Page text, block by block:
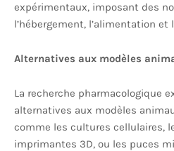
expérimentaux, imposant des
l’hébergement, l’alimentation
Alternatives aux modèles
La recherche pharmacologique
alternatives aux modèles
comme les cultures cellulaires,
imprimantes 3D, ou les puces